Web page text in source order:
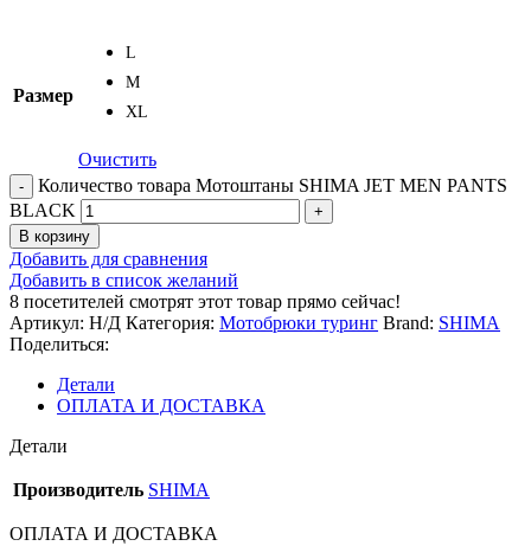
Размер
L
M
XL
Очистить
Количество товара Мотоштаны SHIMA JET MEN PANTS
BLACK
В корзину
Добавить для сравнения
Добавить в список желаний
8 посетителей смотрят этот товар прямо сейчас!
Артикул: Н/Д Категория: Мотобрюки туринг Brand: SHIMA
Поделиться:
Детали
ОПЛАТА И ДОСТАВКА
Детали
Производитель SHIMA
ОПЛАТА И ДОСТАВКА